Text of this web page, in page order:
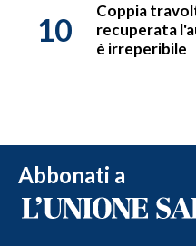
10
Coppia
recuperata
è irreperibile
Abbonati a